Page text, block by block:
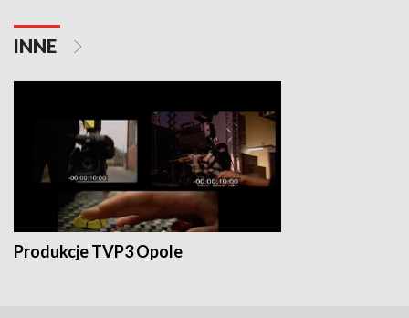
INNE
Produkcje TVP3 Opole